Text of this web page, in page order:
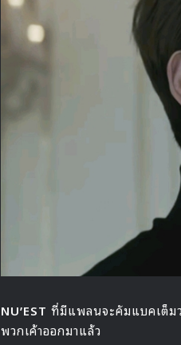
NU’EST ที่มีแพลนจะคัมแบคเต็ม
พวกเค้าออกมาแล้ว